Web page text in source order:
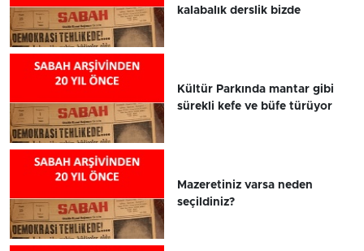
kalabalık derslik bizde
Kültür Parkında mantar gibi
sürekli kefe ve büfe türüyor
Mazeretiniz varsa neden
seçildiniz?